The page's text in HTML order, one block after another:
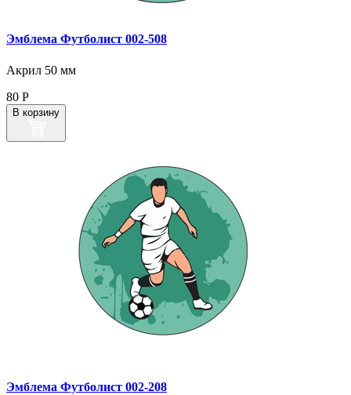
Эмблема Футболист 002‑508
Акрил 50 мм
80 Р
В корзину
Эмблема Футболист 002‑208